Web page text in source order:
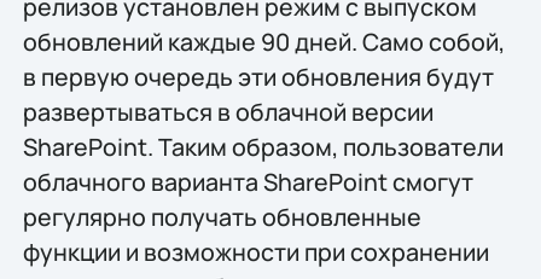
обновлений каждые 90 дней. Само собой,
в первую очередь эти обновления будут
развертываться в облачной версии
SharePoint. Таким образом, пользователи
облачного варианта SharePoint смогут
регулярно получать обновленные
функции и возможности при сохранении